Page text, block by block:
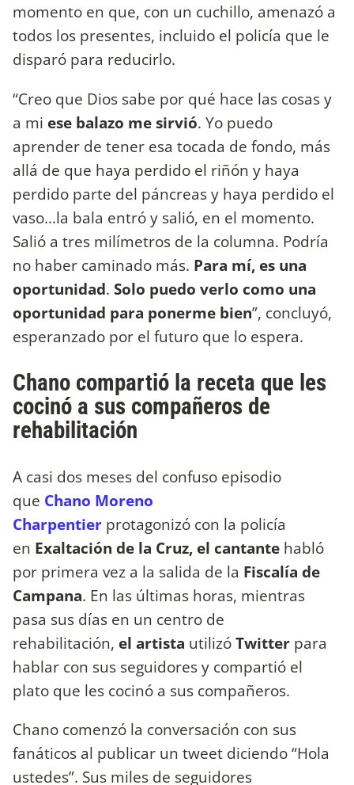
momento en que, con un cuchillo, amenazó a
todos los presentes, incluido el policía que le
disparó para reducirlo.
“Creo que Dios sabe por qué hace las cosas y
a mi ese balazo me sirvió. Yo puedo
aprender de tener esa tocada de fondo, más
allá de que haya perdido el riñón y haya
perdido parte del páncreas y haya perdido el
vaso...la bala entró y salió, en el momento.
Salió a tres milímetros de la columna. Podría
no haber caminado más. Para mí, es una
oportunidad. Solo puedo verlo como una
oportunidad para ponerme bien”, concluyó,
esperanzado por el futuro que lo espera.
Chano compartió la receta que les
cocinó a sus compañeros de
rehabilitación
A casi dos meses del confuso episodio
que Chano Moreno
Charpentier protagonizó con la policía
en Exaltación de la Cruz, el cantante habló
por primera vez a la salida de la Fiscalía de
Campana. En las últimas horas, mientras
pasa sus días en un centro de
rehabilitación, el artista utilizóTwitter para
hablar con sus seguidores y compartió el
plato que les cocinó a sus compañeros.
Chano comenzó la conversación con sus
fanáticos al publicar un tweet diciendo “Hola
ustedes”. Sus miles de seguidores